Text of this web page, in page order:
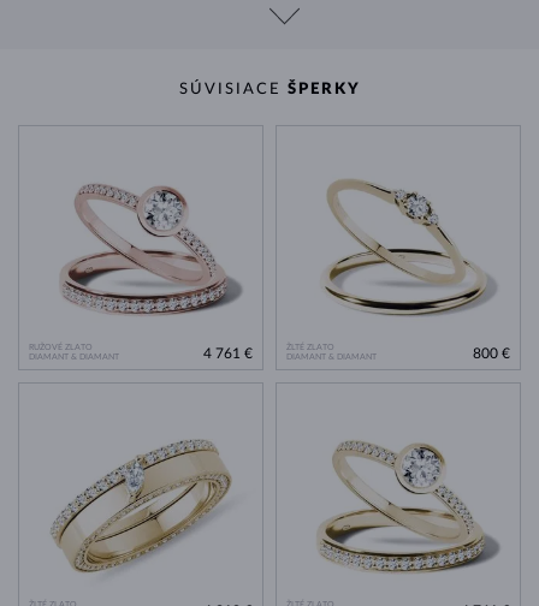
SÚVISIACE ŠPERKY
RUŽOVÉ ZLATO
DIAMANT & DIAMANT
4 761 €
ŽLTÉ ZLATO
DIAMANT & DIAMANT
800 €
ŽLTÉ ZLATO
ŽLTÉ ZLATO